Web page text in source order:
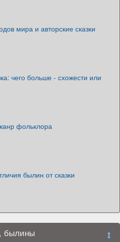
мира и авторские сказки
чего больше - схожести или
фольклора
былин от сказки
былины